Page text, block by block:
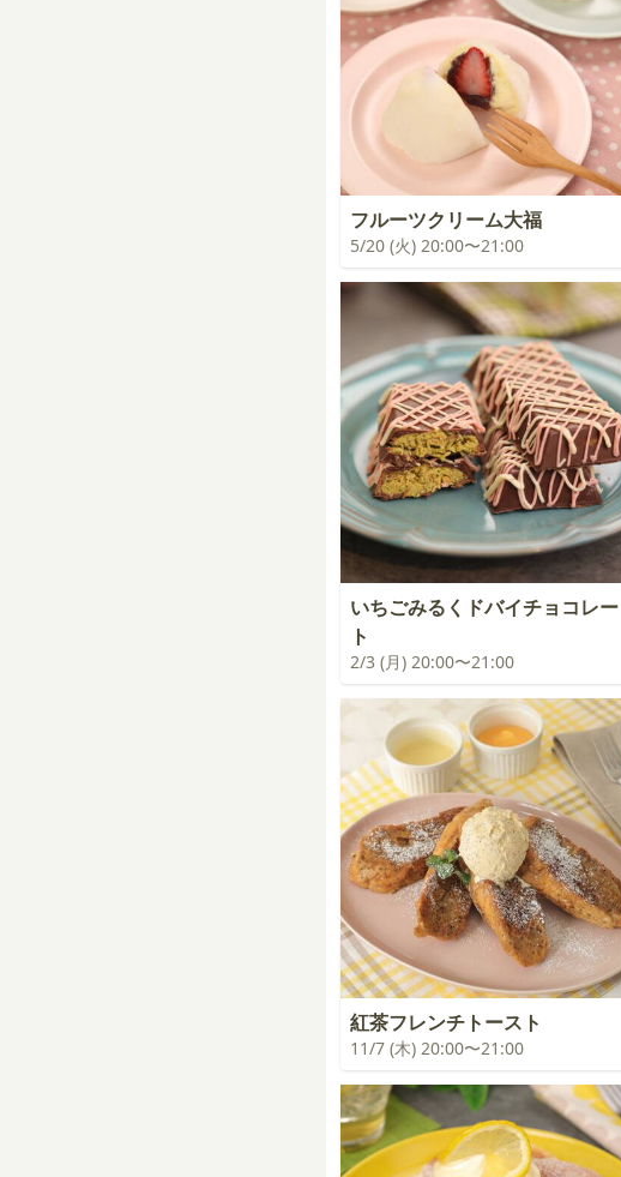
フルーツクリーム大福
5/20 (火) 20:00〜21:00
いちごみるくドバイチョコレー
ト
2/3 (月) 20:00〜21:00
紅茶フレンチトースト
11/7 (木) 20:00〜21:00